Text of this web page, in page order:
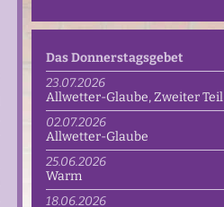
Das Donnerstagsgebet
23.07.2026
Allwetter-Glaube, Zweiter Teil
02.07.2026
Allwetter-Glaube
25.06.2026
Warm
18.06.2026